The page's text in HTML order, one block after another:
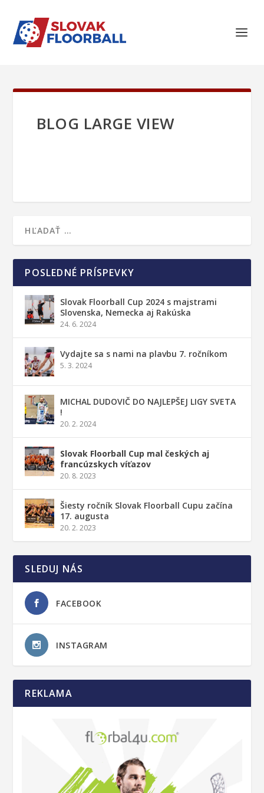
BLOG LARGE VIEW
POSLEDNÉ PRÍSPEVKY
Slovak Floorball Cup 2024 s majstrami
Slovenska, Nemecka aj Rakúska
24. 6. 2024
Vydajte sa s nami na plavbu 7. ročníkom
5. 3. 2024
MICHAL DUDOVIČ DO NAJLEPŠEJ LIGY SVETA
!
20. 2. 2024
Slovak Floorball Cup mal českých aj
francúzskych víťazov
20. 8. 2023
Šiesty ročník Slovak Floorball Cupu začína
17. augusta
20. 2. 2023
SLEDUJ NÁS
FACEBOOK
INSTAGRAM
REKLAMA